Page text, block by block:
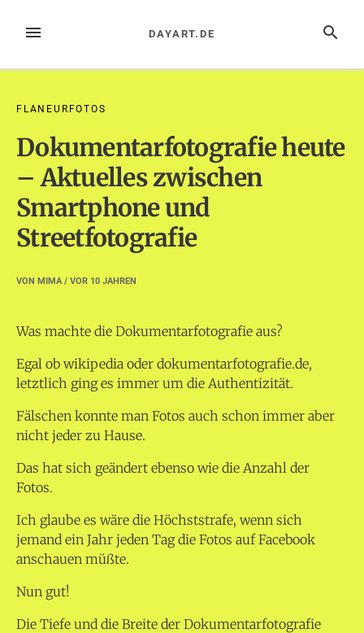
InhaltMENÜ SUCHE
DAYART.DE
FLANEURFOTOS
Dokumentarfotografie heute
– Aktuelles zwischen
Smartphone und
Streetfotografie
VON MIMA/ VOR 10 JAHREN
Was machte die Dokumentarfotografie aus?
Egal ob wikipedia oder dokumentarfotografie.de,
letztlich ging es immer um die Authentizität.
Fälschen konnte man Fotos auch schon immer aber
nicht jeder zu Hause.
Das hat sich geändert ebenso wie die Anzahl der
Fotos.
Ich glaube es wäre die Höchststrafe, wenn sich
jemand ein Jahr jeden Tag die Fotos auf Facebook
anschauen müßte.
Nun gut!
Die Tiefe und die Breite der Dokumentarfotografie